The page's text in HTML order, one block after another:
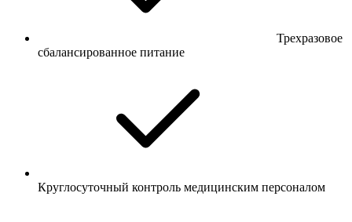
Трехразовое
сбалансированное питание
Круглосуточный контроль медицинским персоналом